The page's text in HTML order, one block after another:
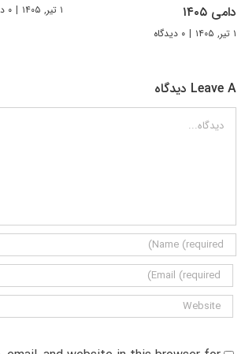
دامی ۱۴۰۵
۱ تیر, ۱۴۰۵ | ۰ دیدگاه
۱ تیر, ۱۴۰۵ | ۰ دیدگاه
Leave A دیدگاه
دیدگاه